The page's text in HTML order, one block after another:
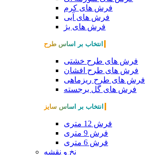
فرش های کرم
فرش های آبی
فرش های بژ
انتخاب بر اساس طرح
فرش های طرح خشتی
فرش های طرح افشان
فرش های طرح ریزماهی
فرش های گل برجسته
انتخاب بر اساس سایز
فرش 12 متری
فرش 9 متری
فرش 6 متری
نخ و نقشه